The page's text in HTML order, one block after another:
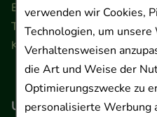
verwenden wir Cookies,
Technologien, um
Verhaltensweisen
die Art und Weise der
Optimierungszwecke zu
personalisierte Werbung
Ernst-August-Platz 2 ·
Telefon 0511 89 71 80 0 ·
Kontaktformular
Unser